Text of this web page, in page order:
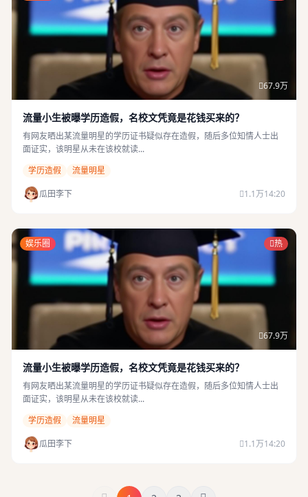
67.9万
流量小生被曝学历造假，名校文凭竟是花钱买来的？
有网友晒出某流量明星的学历证书疑似存在造假，随后多位知情人士出
面证实，该明星从未在该校就读...
学历造假
流量明星
瓜田李下
1.1万14:20
娱乐圈 热
67.9万
流量小生被曝学历造假，名校文凭竟是花钱买来的？
有网友晒出某流量明星的学历证书疑似存在造假，随后多位知情人士出
面证实，该明星从未在该校就读...
学历造假
流量明星
瓜田李下
1.1万14:20